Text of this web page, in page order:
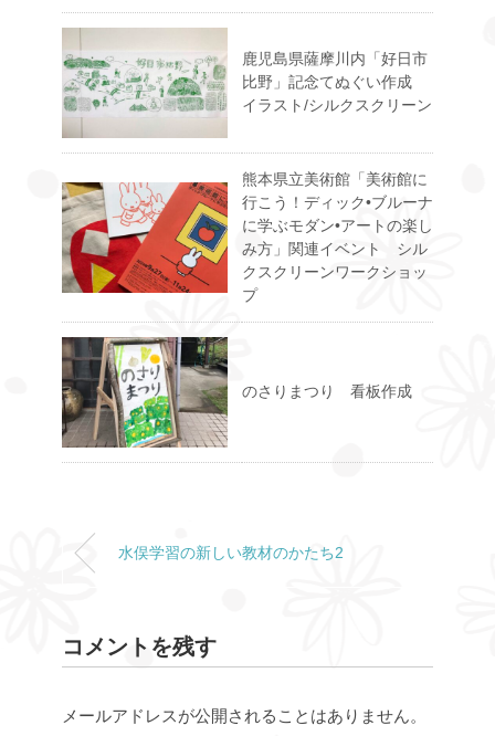
鹿児島県薩摩川内「好日市
比野」記念てぬぐい作成
イラスト/シルクスクリーン
熊本県立美術館「美術館に
行こう！ディック•ブルーナ
に学ぶモダン•アートの楽し
み方」関連イベント シル
クスクリーンワークショッ
プ
のさりまつり 看板作成
水俣学習の新しい教材のかたち2
コメントを残す
メールアドレスが公開されることはありません。